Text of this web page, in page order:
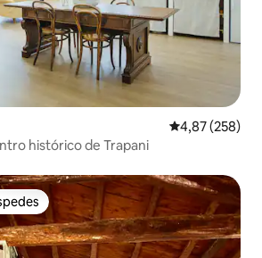
Classificação
4,87 (258)
histórico de Trapani
mais apreciados